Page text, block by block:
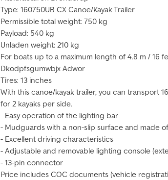
Type: 160750UB CX Canoe/Kayak Trailer
Permissible total weight: 750 kg
Payload: 540 kg
Unladen weight: 210 kg
For boats up to a maximum length of 4.8 m / 16
Dkodpfsgumwbjx Adwor
Tires: 13 inches
With this canoe/kayak trailer, you can transport
for 2 kayaks per side.
- Easy operation of the lighting bar
- Mudguards with a non-slip surface and made
- Excellent driving characteristics
- Adjustable and removable lighting console
- 13-pin connector
Price includes COC documents (vehicle